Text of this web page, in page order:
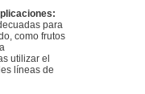
para
como frutos
utilizar el
líneas de